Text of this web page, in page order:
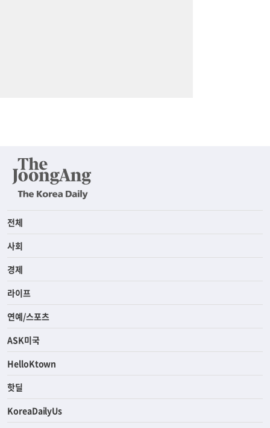
전체
사회
경제
라이프
연예/스포츠
ASK미국
HelloKtown
핫딜
KoreaDailyUs